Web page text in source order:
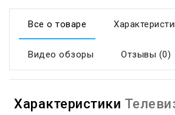
Все о товаре
Видео обзоры Отзывы (0)
Характеристики